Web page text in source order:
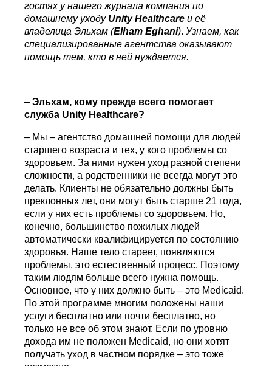
гостях у нашего журнала компания по
домашнему уходу Unity Healthcare и её
владелица Эльхам (Elham Eghani).Узнаем, как
специализированные агентства оказывают
помощь тем, кто в ней нуждается.
–Эльхам, кому прежде всего помогает
служба Unity Healthcare?
– Мы – агентство домашней помощи для людей
старшего возраста и тех, у кого проблемы со
здоровьем. За ними нужен уход разной степени
сложности, а родственники не всегда могут это
делать. Клиенты не обязательно должны быть
преклонных лет, они могут быть старше 21 года,
если у них есть проблемы со здоровьем. Но,
конечно, большинство пожилых людей
автоматически квалифицируется по состоянию
здоровья. Наше тело стареет, появляются
проблемы, это естественный процесс. Поэтому
таким людям больше всего нужна помощь.
Основное, что у них должно быть – это Medicaid.
По этой программе многим положены наши
услуги бесплатно или почти бесплатно, но
только не все об этом знают. Если по уровню
дохода им не положен Medicaid, но они хотят
получать уход в частном порядке – это тоже